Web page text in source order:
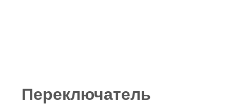
Переключатель